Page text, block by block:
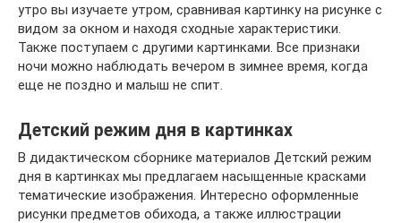
утро вы изучаете утром, сравнивая картинку на рисунке с
видом за окном и находя сходные характеристики.
Также поступаем с другими картинками. Все признаки
ночи можно наблюдать вечером в зимнее время, когда
еще не поздно и малыш не спит.
Детский режим дня в картинках
В дидактическом сборнике материалов Детский режим
дня в картинках мы предлагаем насыщенные красками
тематические изображения. Интересно оформленные
рисунки предметов обихода, а также иллюстрации